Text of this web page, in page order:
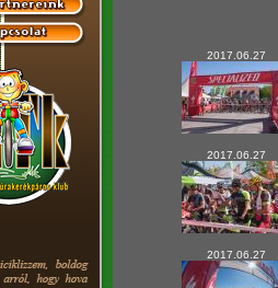
2017.06.27
2017.06.27
2017.06.27